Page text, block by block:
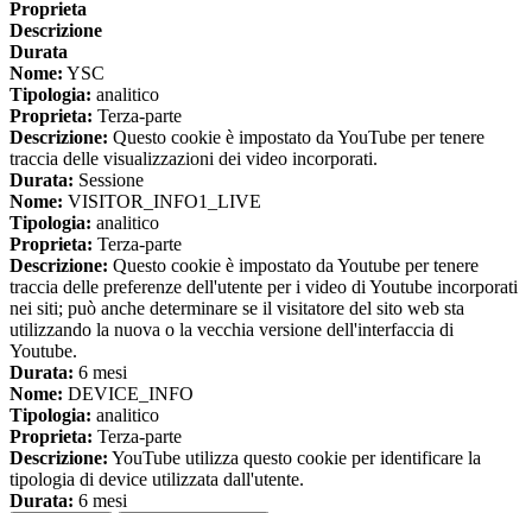
Proprieta
Descrizione
Durata
Nome: YSC
Tipologia: analitico
Proprieta: Terza-parte
Descrizione: Questo cookie è impostato da YouTube per tenere
traccia delle visualizzazioni dei video incorporati.
Durata: Sessione
Nome: VISITOR_INFO1_LIVE
Tipologia: analitico
Proprieta: Terza-parte
Descrizione: Questo cookie è impostato da Youtube per tenere
traccia delle preferenze dell'utente per i video di Youtube incorporati
nei siti; può anche determinare se il visitatore del sito web sta
utilizzando la nuova o la vecchia versione dell'interfaccia di
Youtube.
Durata: 6 mesi
Nome: DEVICE_INFO
Tipologia: analitico
Proprieta: Terza-parte
Descrizione: YouTube utilizza questo cookie per identificare la
tipologia di device utilizzata dall'utente.
Durata: 6 mesi